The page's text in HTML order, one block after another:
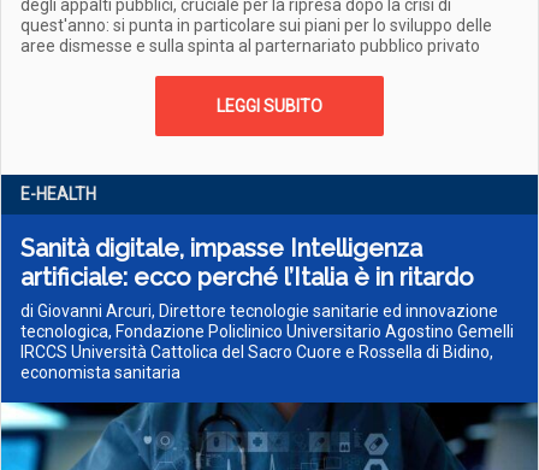
degli appalti pubblici, cruciale per la ripresa dopo la crisi di
quest'anno: si punta in particolare sui piani per lo sviluppo delle
aree dismesse e sulla spinta al parternariato pubblico privato
LEGGI SUBITO
E-HEALTH
Sanità digitale, impasse Intelligenza
artificiale: ecco perché l’Italia è in ritardo
di Giovanni Arcuri, Direttore tecnologie sanitarie ed innovazione
tecnologica, Fondazione Policlinico Universitario Agostino Gemelli
IRCCS Università Cattolica del Sacro Cuore e Rossella di Bidino,
economista sanitaria